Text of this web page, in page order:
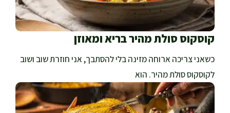
קוסקוס סולת מהיר בריא ומאוזן
כשאני צריכה ארוחה מזינה בלי להסתבך, אני חוזרת שוב ושוב
לקוסקוס סולת מהיר. הוא